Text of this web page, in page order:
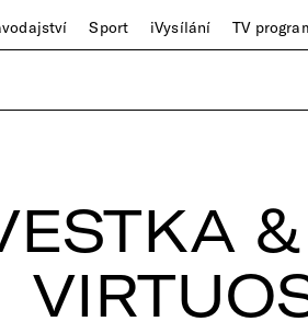
Sport iVysílání TV